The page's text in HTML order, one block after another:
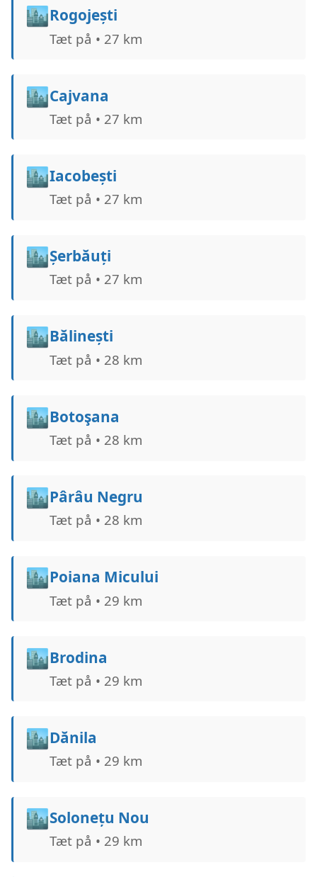
🏙️Rogojești
Tæt på • 27 km
🏙️Cajvana
Tæt på • 27 km
🏙️Iacobești
Tæt på • 27 km
🏙️Șerbăuți
Tæt på • 27 km
🏙️Bălinești
Tæt på • 28 km
🏙️Botoşana
Tæt på • 28 km
🏙️Pârâu Negru
Tæt på • 28 km
🏙️Poiana Micului
Tæt på • 29 km
🏙️Brodina
Tæt på • 29 km
🏙️Dănila
Tæt på • 29 km
🏙️Solonețu Nou
Tæt på • 29 km